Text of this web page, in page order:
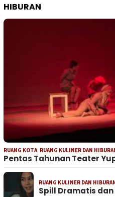
HIBURAN
RUANG KOTA RUANG KULINER DAN
Pentas Tahunan Teater
RUANG KULINER DAN
Spill Dramatis